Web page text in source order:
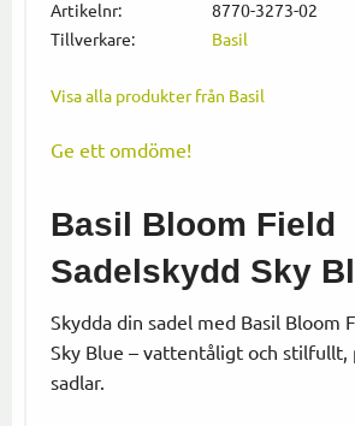
Artikelnr
8770-3273-02
Tillverkare
Basil
Visa alla produkter från Basil
Ge ett omdöme!
Basil Bloom Field
Sadelskydd Sky
Skydda din sadel med Basil Bloom
Sky Blue – vattentåligt och stilfullt,
sadlar.